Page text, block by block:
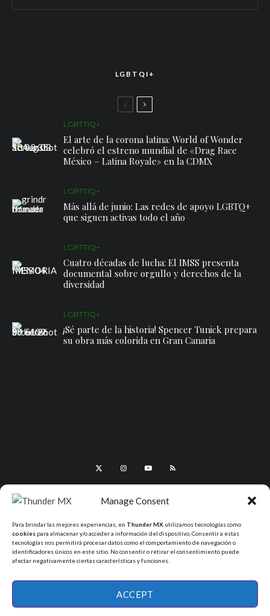
Manage Consent
Para brindar las mejores experiencias, en Thunder MX utilizamos tecnologías como
cookies para almacenar y/o acceder a información del dispositivo. Consentir a estas
tecnologías nos permitirá procesar datos como el comportamiento de navegación o
identificadores únicos en este sitio. No consentir o retirar el consentimiento puede
afectar negativamente ciertas características y funciones.
ACCEPT
LGBTQI+
LGBTTIQ+
El arte de la corona latina: World of Wonder
celebró el estreno mundial de «Drag Race
México – Latina Royale» en la CDMX
LGBTTIQ+
Más allá de junio: Las redes de apoyo LGBTQ+
que siguen activas todo el año
LGBTTIQ+
Cuatro décadas de lucha: El IMSS presenta
documental sobre orgullo y derechos de la
diversidad
LGBTTIQ+
¡Sé parte de la historia! Spencer Tunick prepara
su obra más colorida en Gran Canaria